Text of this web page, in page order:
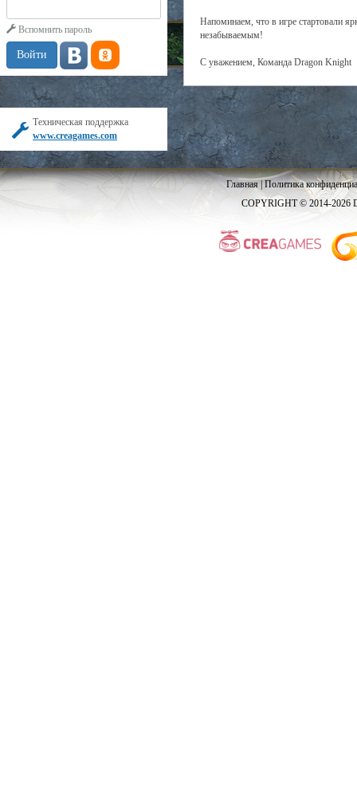
Вспомнить пароль
Техническая поддержка
www.creagames.com
Напоминаем, что в игре стартовали
незабываемым!
С уважением, Команда Dragon Knight
Главная|Политика
COPYRIGHT © 2014-2026